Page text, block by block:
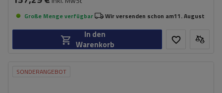
Große Menge verfügbar Wir versenden schon am11. August
In den
Warenkorb
SONDERANGEBOT